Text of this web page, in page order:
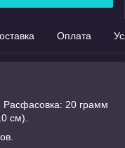
Оплата
Расфасовка: 20 грамм
см).